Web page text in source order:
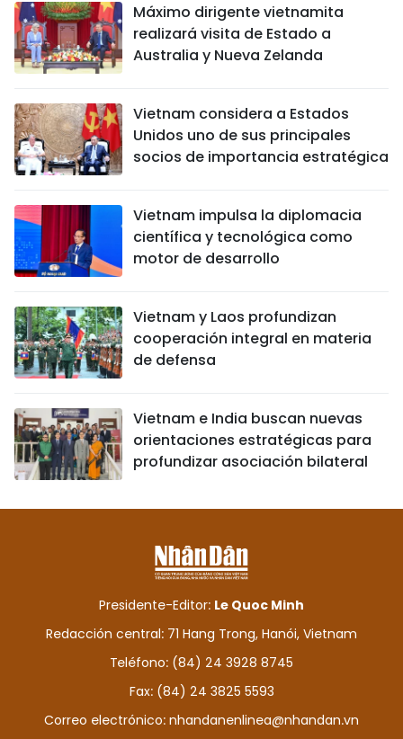
Máximo dirigente vietnamita
realizará visita de Estado a
Australia y Nueva Zelanda
Vietnam considera a Estados
Unidos uno de sus principales
socios de importancia estratégica
Vietnam impulsa la diplomacia
científica y tecnológica como
motor de desarrollo
Vietnam y Laos profundizan
cooperación integral en materia
de defensa
Vietnam e India buscan nuevas
orientaciones estratégicas para
profundizar asociación bilateral
Presidente-Editor: Le Quoc Minh
Redacción central: 71 Hang Trong, Hanói, Vietnam
Teléfono: (84) 24 3928 8745
Fax: (84) 24 3825 5593
Correo electrónico: nhandanenlinea@nhandan.vn